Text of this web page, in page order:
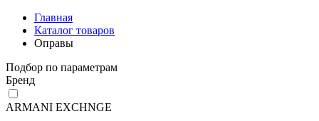
Главная
Каталог товаров
Оправы
Подбор по параметрам
Бренд
ARMANI EXCHNGE